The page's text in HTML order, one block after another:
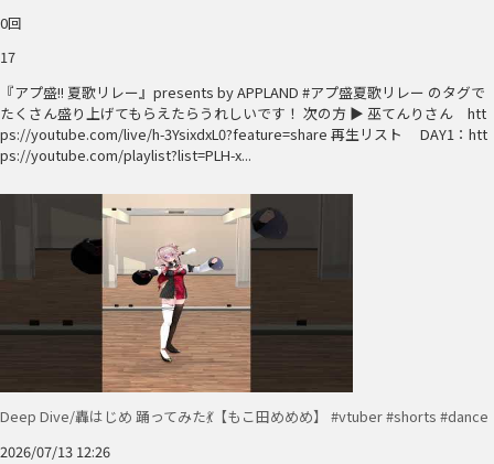
0回
17
『アプ盛!! 夏歌リレー』presents by APPLAND #アプ盛夏歌リレー のタグで
たくさん盛り上げてもらえたらうれしいです！ 次の方 ▶︎ 巫てんりさん htt
ps://youtube.com/live/h-3YsixdxL0?feature=share 再生リスト DAY1：htt
ps://youtube.com/playlist?list=PLH-x...
Deep Dive/轟はじめ 踊ってみた💃【もこ田めめめ】 #vtuber #shorts #dance
2026/07/13 12:26